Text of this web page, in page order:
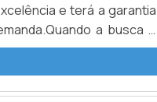
e terá a garantia
a busca é
Milênio Comércio de
benefício e as melhores
industriais.DETALHES